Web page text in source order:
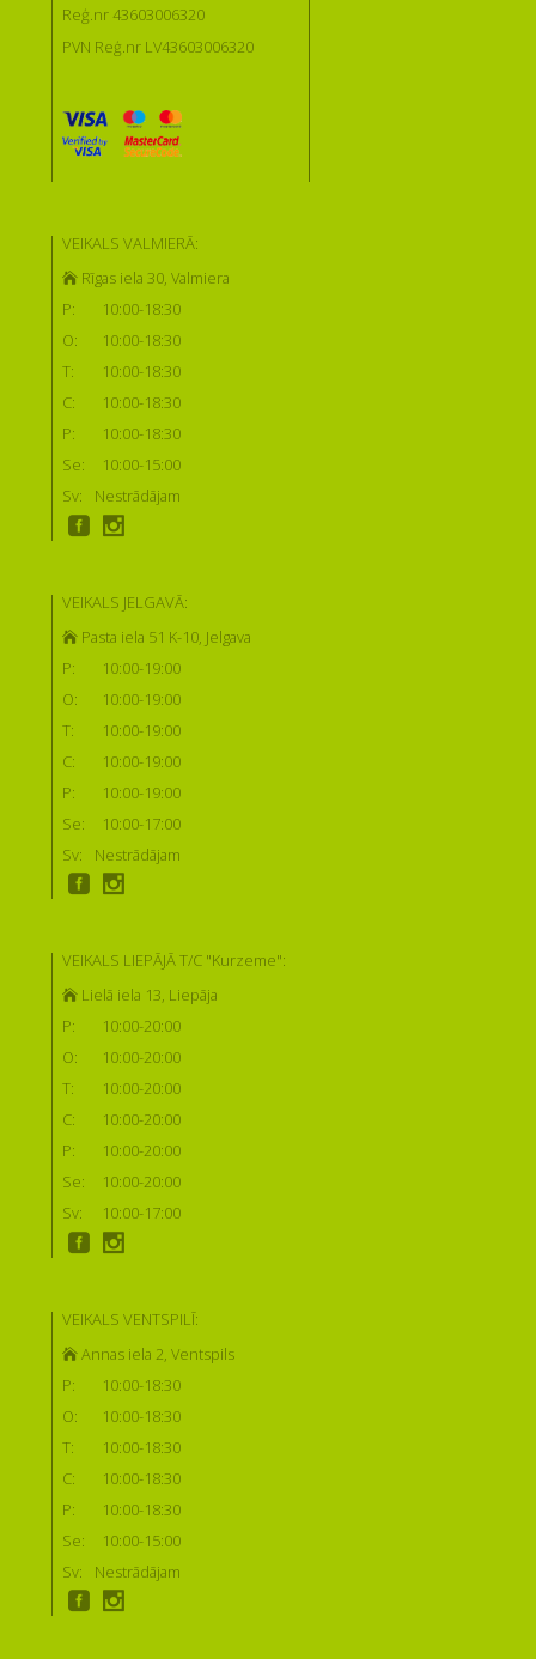
Reģ.nr 43603006320
PVN Reģ.nr LV43603006320
VEIKALS VALMIERĀ:
Rīgas iela 30, Valmiera
P:
10:00-18:30
O:
10:00-18:30
T:
10:00-18:30
C:
10:00-18:30
P:
10:00-18:30
Se:
10:00-15:00
Sv:
Nestrādājam
VEIKALS JELGAVĀ:
Pasta iela 51 K-10, Jelgava
P:
10:00-19:00
O:
10:00-19:00
T:
10:00-19:00
C:
10:00-19:00
P:
10:00-19:00
Se:
10:00-17:00
Sv:
Nestrādājam
VEIKALS LIEPĀJĀ T/C "Kurzeme":
Lielā iela 13, Liepāja
P:
10:00-20:00
O:
10:00-20:00
T:
10:00-20:00
C:
10:00-20:00
P:
10:00-20:00
Se:
10:00-20:00
Sv:
10:00-17:00
VEIKALS VENTSPILĪ:
Annas iela 2, Ventspils
P:
10:00-18:30
O:
10:00-18:30
T:
10:00-18:30
C:
10:00-18:30
P:
10:00-18:30
Se:
10:00-15:00
Sv:
Nestrādājam